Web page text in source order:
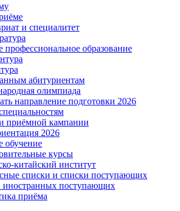
и специалитет
профессиональное образование
абитуриентам
олимпиада
направление подготовки 2026
приёмной кампании
2026
обучение
курсы
китайский институт
списки и списки поступающих
иностранных поступающих
приёма